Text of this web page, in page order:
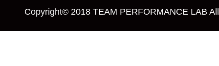
Copyright© 2018 TEAM PERFORMANCE LAB